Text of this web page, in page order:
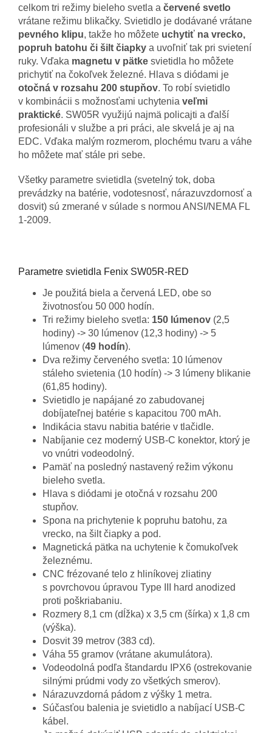
celkom tri režimy bieleho svetla a červené svetlo
vrátane režimu blikačky. Svietidlo je dodávané vrátane
pevného klipu, takže ho môžete uchytiť na vrecko,
popruh batohu či šilt čiapky a uvoľniť tak pri svietení
ruky. Vďaka magnetu v pätke svietidla ho môžete
prichytiť na čokoľvek železné. Hlava s diódami je
otočná v rozsahu 200 stupňov. To robí svietidlo
v kombinácii s možnosťami uchytenia veľmi
praktické. SW05R využijú najmä policajti a ďalší
profesionáli v službe a pri práci, ale skvelá je aj na
EDC. Vďaka malým rozmerom, plochému tvaru a váhe
ho môžete mať stále pri sebe.
Všetky parametre svietidla (svetelný tok, doba
prevádzky na batérie, vodotesnosť, nárazuvzdornosť a
dosvit) sú zmerané v súlade s normou ANSI/NEMA FL
1-2009.
Parametre svietidla Fenix SW05R-RED
Je použitá biela a červená LED, obe so
životnosťou 50 000 hodín.
Tri režimy bieleho svetla: 150 lúmenov (2,5
hodiny) -> 30 lúmenov (12,3 hodiny) -> 5
lúmenov (49 hodín).
Dva režimy červeného svetla: 10 lúmenov
stáleho svietenia (10 hodín) -> 3 lúmeny blikanie
(61,85 hodiny).
Svietidlo je napájané zo zabudovanej
dobíjateľnej batérie s kapacitou 700 mAh.
Indikácia stavu nabitia batérie v tlačidle.
Nabíjanie cez moderný USB-C konektor, ktorý je
vo vnútri vodeodolný.
Pamäť na posledný nastavený režim výkonu
bieleho svetla.
Hlava s diódami je otočná v rozsahu 200
stupňov.
Spona na prichytenie k popruhu batohu, za
vrecko, na šilt čiapky a pod.
Magnetická pätka na uchytenie k čomukoľvek
železnému.
CNC frézované telo z hliníkovej zliatiny
s povrchovou úpravou Type III hard anodized
proti poškriabaniu.
Rozmery 8,1 cm (dĺžka) x 3,5 cm (šírka) x 1,8 cm
(výška).
Dosvit 39 metrov (383 cd).
Váha 55 gramov (vrátane akumulátora).
Vodeodolná podľa štandardu IPX6 (ostrekovanie
silnými prúdmi vody zo všetkých smerov).
Nárazuvzdorná pádom z výšky 1 metra.
Súčasťou balenia je svietidlo a nabíjací USB-C
kábel.